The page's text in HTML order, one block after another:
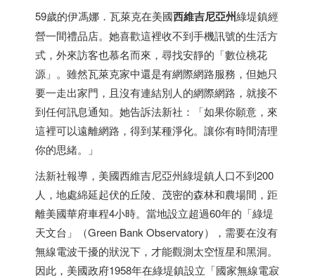
59歲的伊馮娜．瓦萊克在美國西維吉尼亞州綠堤鎮經
營一間禮品店。她喜歡這裡收不到手機訊號的生活方
式，外來訪客也慕名而來，尋找安靜的「數位桃花
源」。雖然瓦萊克家中還是有網際網路服務，但她只
要一走出家門，且沒有連結別人的網際網路，就接不
到任何訊息通知。她告訴法新社：「如果你願意，來
這裡可以遠離網路，得到某種淨化。讓你有時間清理
你的思緒。」
法新社報導，美國西維吉尼亞州綠堤鎮人口不到200
人，地處綿延起伏的丘陵、茂密的森林和農場間，距
離美國華府車程4小時。當地設立超過60年的「綠堤
天文台」（Green Bank Observatory），需要在沒有
無線電波干擾的狀況下，才能觀測太空恆星和黑洞。
因此，美國政府1958年在綠堤鎮設立「國家無線電寂